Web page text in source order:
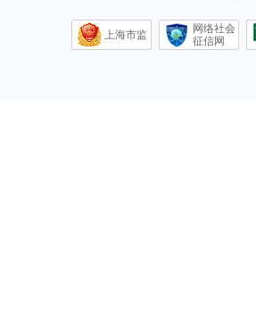
上海市监
网络社会
征信网